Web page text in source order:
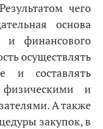
чего
основа
и финансового
осуществлять
и составлять
и
А также
закупок, в